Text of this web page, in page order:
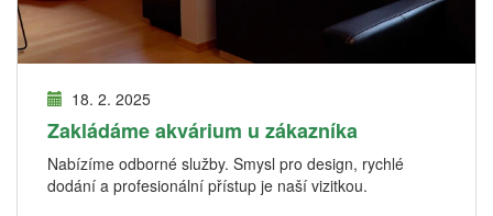
18. 2. 2025
Zakládáme akvárium u zákazníka
Nabízíme odborné služby. Smysl pro design, rychlé
dodání a profesionální přístup je naší vizitkou.